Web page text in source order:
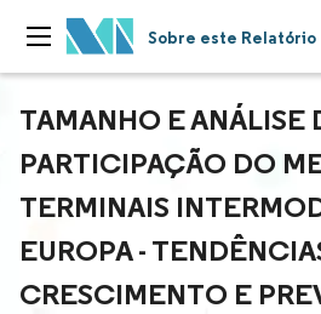
Sobre este Relatório
TAMANHO E ANÁLISE
PARTICIPAÇÃO DO
TERMINAIS
EUROPA -
CRESCIMENTO E